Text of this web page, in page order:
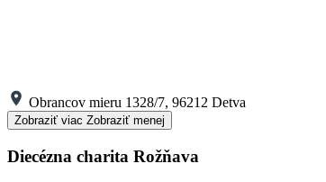
Obrancov mieru 1328/7, 96212 Detva
Zobraziť viac Zobraziť menej
Diecézna charita Rožňava